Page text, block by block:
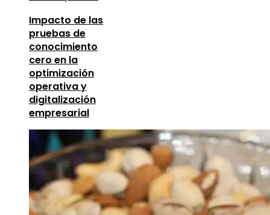
Impacto de las
pruebas de
conocimiento
cero en la
optimización
operativa y
digitalización
empresarial